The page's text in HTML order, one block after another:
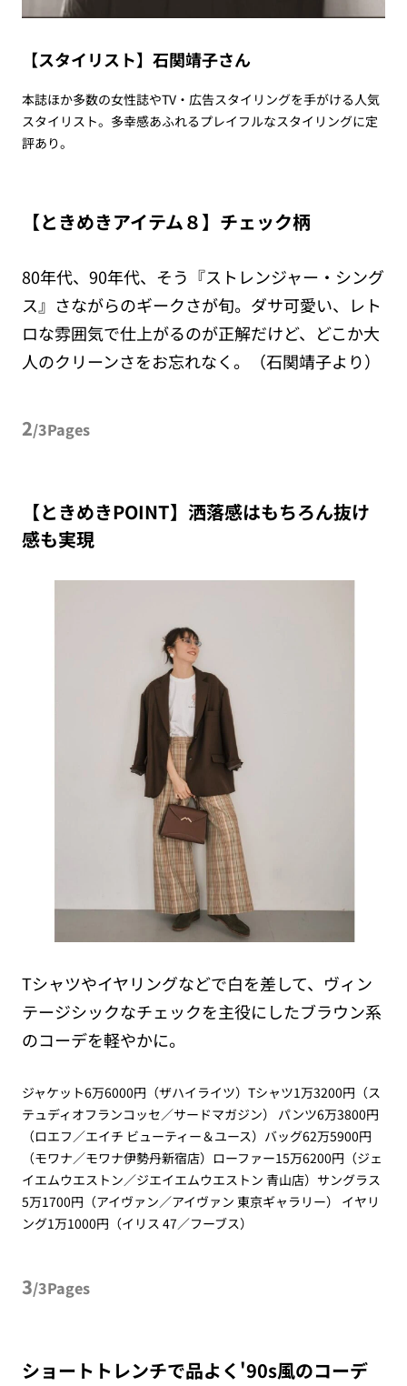
【スタイリスト】石関靖子さん
本誌ほか多数の女性誌やTV・広告スタイリングを手がける人気
スタイリスト。多幸感あふれるプレイフルなスタイリングに定
評あり。
【ときめきアイテム８】チェック柄
80年代、90年代、そう『ストレンジャー・シング
ス』さながらのギークさが旬。ダサ可愛い、レト
ロな雰囲気で仕上がるのが正解だけど、どこか大
人のクリーンさをお忘れなく。（石関靖子より）
2/3Pages
【ときめきPOINT】洒落感はもちろん抜け
感も実現
Tシャツやイヤリングなどで白を差して、ヴィン
テージシックなチェックを主役にしたブラウン系
のコーデを軽やかに。
ジャケット6万6000円（ザハイライツ）Tシャツ1万3200円（ス
テュディオフランコッセ／サードマガジン） パンツ6万3800円
（ロエフ／エイチ ビューティー＆ユース）バッグ62万5900円
（モワナ／モワナ伊勢丹新宿店）ローファー15万6200円（ジェ
イエムウエストン／ジエイエムウエストン 青山店）サングラス
5万1700円（アイヴァン／アイヴァン 東京ギャラリー） イヤリ
ング1万1000円（イリス 47／フーブス）
3/3Pages
ショートトレンチで品よく'90s風のコーデ